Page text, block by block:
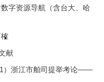
字资源导航（含台大、哈
献
）浙江市舶司提举考论——